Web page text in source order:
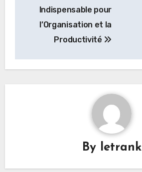
Indispensable pour
l’Organisation et la
Productivité
By letrank